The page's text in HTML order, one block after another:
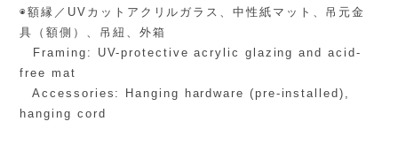
◉額縁／UVカットアクリルガラス、中性紙マット、吊元金
具（額側）、吊紐、外箱
Framing: UV-protective acrylic glazing and acid-
free mat
Accessories: Hanging hardware (pre-installed),
hanging cord